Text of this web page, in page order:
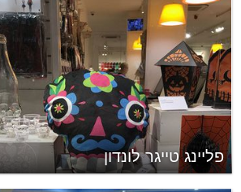
פליינג טייגר לונדון